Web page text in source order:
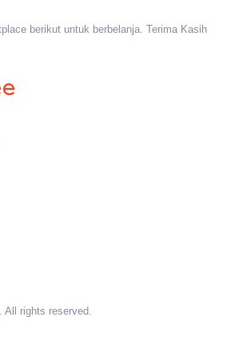
berikut untuk berbelanja. Terima Kasih
All rights reserved.